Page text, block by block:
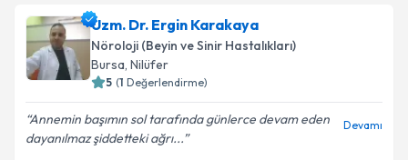
takvim hazırlandığında e-posta ile bilgilendireceğiz.
E-posta Adresiniz
Kişisel verilerimin işlenmesine ilişkin
Uzm. Dr. Ergin Karakaya
Nöroloji (Beyin ve Sinir Hastalıkları)
Bursa, Nilüfer
5 (1 Değerlendirme)
Annemin başımın sol tarafında günlerce devam eden
dayanılmaz şiddetteki ağrı...
Devamı